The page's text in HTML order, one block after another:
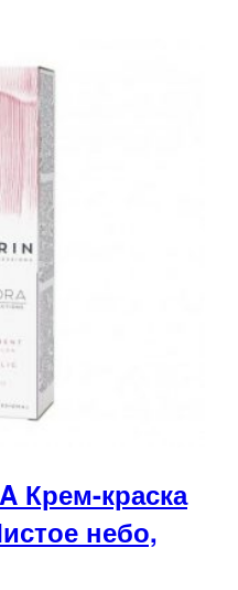
Крем-краска
небо,